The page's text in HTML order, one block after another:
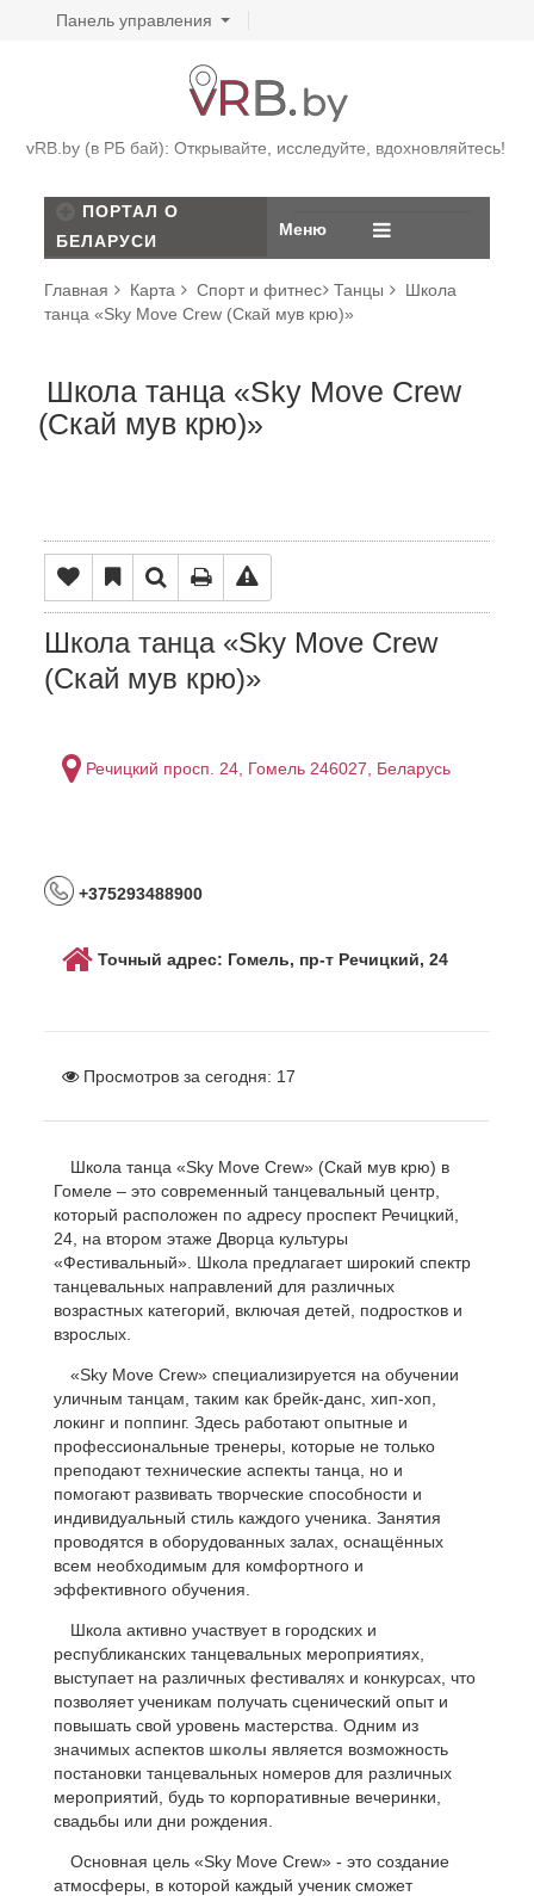
Панель управления
vRB.by (в РБ бай): Открывайте, исследуйте, вдохновляйтесь!
ПОРТАЛ О
БЕЛАРУСИ
Меню
Главная Карта Спорт и фитнес Танцы
Школа
танца «Sky Move Crew (Скай мув крю)»
Школа танца «Sky Move Crew
(Скай мув крю)»
Школа танца «Sky Move Crew
(Скай мув крю)»
Речицкий просп. 24, Гомель 246027, Беларусь
+375293488900
Точный адрес: Гомель, пр-т Речицкий, 24
Просмотров за сегодня: 17
Школа танца «Sky Move Crew» (Скай мув крю) в
Гомеле – это современный танцевальный центр,
который расположен по адресу проспект Речицкий,
24, на втором этаже Дворца культуры
«Фестивальный». Школа предлагает широкий спектр
танцевальных направлений для различных
возрастных категорий, включая детей, подростков и
взрослых.
«Sky Move Crew» специализируется на обучении
уличным танцам, таким как брейк-данс, хип-хоп,
локинг и поппинг. Здесь работают опытные и
профессиональные тренеры, которые не только
преподают технические аспекты танца, но и
помогают развивать творческие способности и
индивидуальный стиль каждого ученика. Занятия
проводятся в оборудованных залах, оснащённых
всем необходимым для комфортного и
эффективного обучения.
Школа активно участвует в городских и
республиканских танцевальных мероприятиях,
выступает на различных фестивалях и конкурсах, что
позволяет ученикам получать сценический опыт и
повышать свой уровень мастерства. Одним из
значимых аспектов школы является возможность
постановки танцевальных номеров для различных
мероприятий, будь то корпоративные вечеринки,
свадьбы или дни рождения.
Основная цель «Sky Move Crew» - это создание
атмосферы, в которой каждый ученик сможет